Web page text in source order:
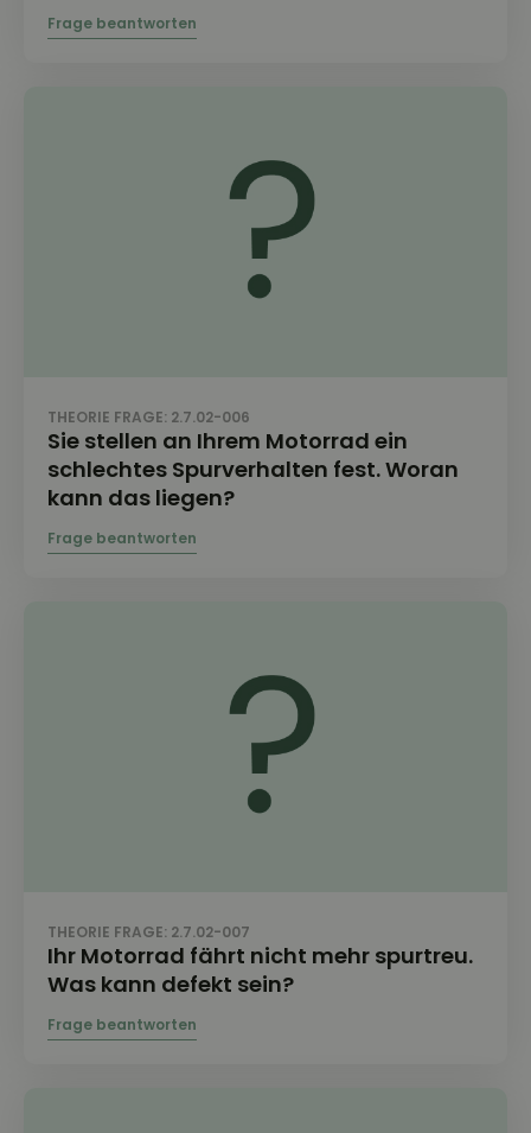
THEORIE FRAGE: 2.7.02-006
Sie stellen an Ihrem Motorrad ein
schlechtes Spurverhalten fest. Woran
kann das liegen?
THEORIE FRAGE: 2.7.02-007
Ihr Motorrad fährt nicht mehr spurtreu.
Was kann defekt sein?